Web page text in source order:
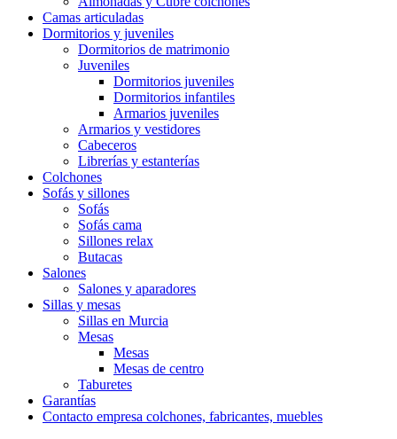
Camas articuladas
Dormitorios y juveniles
Dormitorios de matrimonio
Juveniles
Dormitorios juveniles
Dormitorios infantiles
Armarios juveniles
Armarios y vestidores
Cabeceros
Librerías y estanterías
Colchones
Sofás y sillones
Sofás
Sofás cama
Sillones relax
Butacas
Salones
Salones y aparadores
Sillas y mesas
Sillas en Murcia
Mesas
Mesas
Mesas de centro
Taburetes
Garantías
Contacto empresa colchones, fabricantes, muebles